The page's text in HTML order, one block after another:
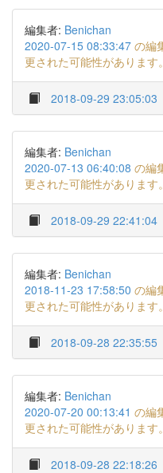
編集者: Benichan
2020-07-15 08:33:47 の編
更された可能性があります。
2018-09-29 23:05:03
編集者: Benichan
2020-07-13 06:40:08 の編
更された可能性があります。
2018-09-29 22:41:04
編集者: Benichan
2018-11-23 17:58:50 の編
更された可能性があります。
2018-09-28 22:35:55
編集者: Benichan
2020-07-20 00:13:41 の編
更された可能性があります。
2018-09-28 22:18:26